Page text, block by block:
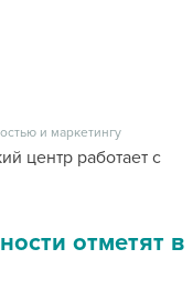
и маркетингу
центр работает с
отметят в